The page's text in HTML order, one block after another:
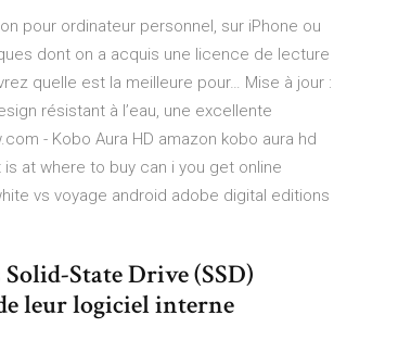
pour ordinateur personnel, sur iPhone ou
dont on a acquis une licence de lecture
quelle est la meilleure pour… Mise à jour :
résistant à l’eau, une excellente
- Kobo Aura HD amazon kobo aura hd
at where to buy can i you get online
vs voyage android adobe digital editions
State Drive (SSD)
leur logiciel interne